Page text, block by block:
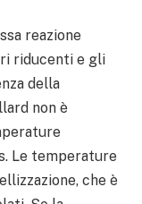
reazione
riducenti e gli
della
non è
Le temperature
che è